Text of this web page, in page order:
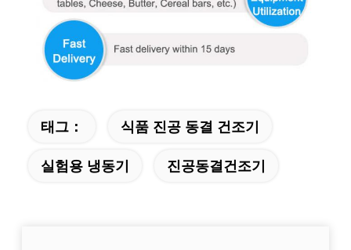
태그： 식품 진공 동결 건조기
실험용 냉동기 진공동결건조기